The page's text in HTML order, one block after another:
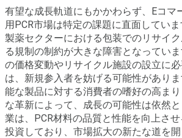
有望な成長軌道にもかかわらず、Eコマ
用PCR市場は特定の課題に直面してい
製薬セクターにおける包装でのリサイ
る規制の制約が大きな障害となってい
の価格変動やリサイクル施設の設立に
は、新規参入者を妨げる可能性があり
能な製品に対する消費者の嗜好の高ま
な革新によって、成長の可能性は依然
業は、PCR材料の品質と性能を向上さ
投資しており、市場拡大の新たな道を